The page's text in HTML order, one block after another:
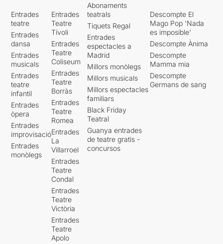
Entrades
teatre
Entrades
dansa
Entrades
musicals
Entrades
teatre
infantil
Entrades
òpera
Entrades
improvisació
Entrades
monòlegs
Entrades
Teatre
Tívoli
Entrades
Teatre
Coliseum
Entrades
Teatre
Borràs
Entrades
Teatre
Romea
Entrades
La
Villarroel
Entrades
Teatre
Condal
Entrades
Teatre
Victòria
Entrades
Teatre
Apolo
Abonaments
teatrals
Tiquets Regal
Entrades
espectacles a
Madrid
Millors monòlegs
Millors musicals
Millors espectacles
familiars
Black Friday
Teatral
Guanya entrades
de teatre gratis -
concursos
Descompte El
Mago Pop 'Nada
es imposible'
Descompte Ànima
Descompte
Mamma mia
Descompte
Germans de sang